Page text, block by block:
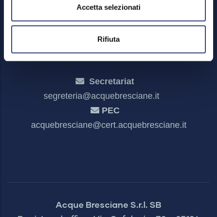
Accetta selezionati
Rifiuta
Feedback mechanism
Dichiarazione di accessibilità
Secretariat
segreteria@acquebresciane.it
PEC
acquebresciane@cert.acquebresciane.it
Acque Bresciane S.r.l. SB